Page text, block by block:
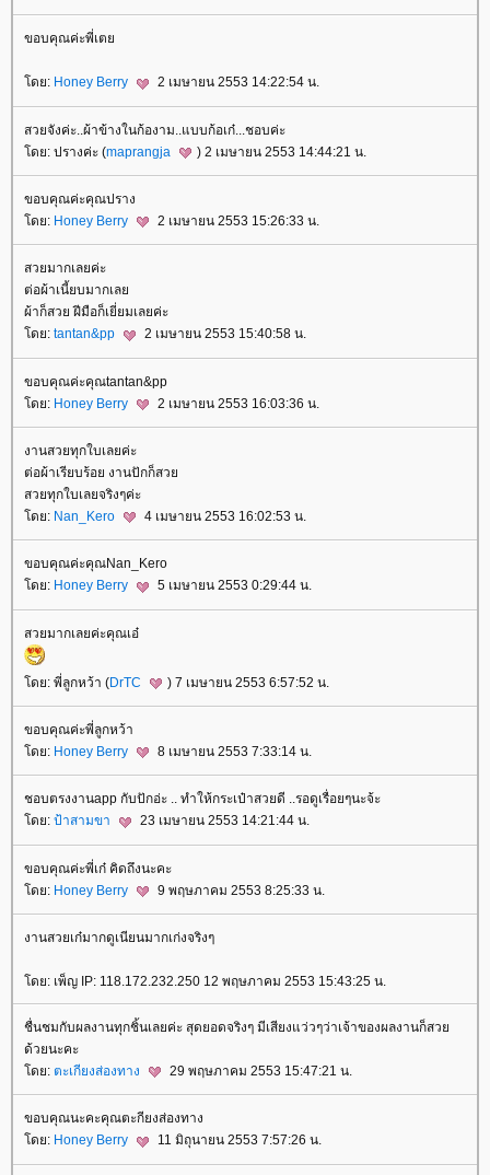
ขอบคุณค่ะพี่เต
ดย: Honey Berry 2 เมษายน 2553 14:22:54 น.
สวยจังค่ะ..ผ้าข้างในก้องาม..แบบก้อเก๋...ชอบค่ะ
ดย: ปรางค่ะ (maprangja ) 2 เมษายน 2553 14:44:21 น.
ขอบคุณค่ะคุณปราง
ดย: Honey Berry 2 เมษายน 2553 15:26:33 น.
สวยมากเลยค่ะ
ต่อผ้าเนี้ยบมากเล
ผ้าก็สวย ฝีมือก็เยี่ยมเลยค่ะ
ดย: tantan&pp 2 เมษายน 2553 15:40:58 น.
ขอบคุณค่ะคุณtantan&pp
ดย: Honey Berry 2 เมษายน 2553 16:03:36 น.
งานสวยทุกใบเลยค่ะ
ต่อผ้าเรียบร้อย งานปักก็สว
สวยทุกใบเลยจริงๆค่ะ
ดย: Nan_Kero 4 เมษายน 2553 16:02:53 น.
ขอบคุณค่ะคุณNan_Kero
ดย: Honey Berry 5 เมษายน 2553 0:29:44 น.
สวยมากเลยค่ะคุณเอ๋
ดย: พี่ลูกหว้า (DrTC ) 7 เมษายน 2553 6:57:52 น.
ขอบคุณค่ะพี่ลูกหว้า
ดย: Honey Berry 8 เมษายน 2553 7:33:14 น.
ชอบตรงงานapp กับปักอ่ะ .. ทำให้กระเป๋าสวยดี ..รอดูเรื่อยๆนะจ้ะ
ดย: ป้าสามขา 23 เมษายน 2553 14:21:44 น.
ขอบคุณค่ะพี่เก๋ คิดถึงนะคะ
ดย: Honey Berry 9 พฤษภาคม 2553 8:25:33 น.
งานสวยเก๋มากดูเนียนมากเก่งจริงๆ
ดย: เพ็ญ IP: 118.172.232.250 12 พฤษภาคม 2553 15:43:25 น.
ชื่นชมกับผลงานทุกชิ้นเลยค่ะ สุดยอดจริงๆ มีเสียงแว่วๆว่าเจ้าของผลงานก็สว
ด้วยนะคะ
ดย: ตะเกียงส่องทาง 29 พฤษภาคม 2553 15:47:21 น.
ขอบคุณนะคะคุณตะกียงส่องทาง
ดย: Honey Berry 11 มิถุนายน 2553 7:57:26 น.